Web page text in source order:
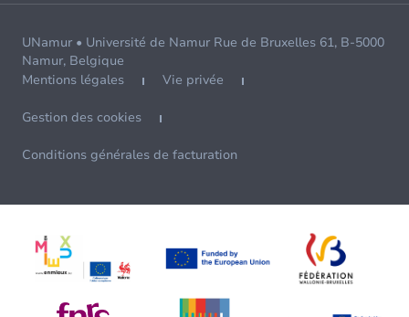
UNamur • Université de Namur Rue de Bruxelles 61, B-5000
Namur, Belgique
Mentions légales
Vie privée
Gestion des cookies
Conditions générales de facturation